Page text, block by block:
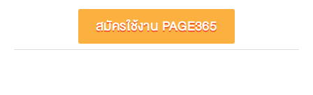
สมัครใช้งาน PAGE365